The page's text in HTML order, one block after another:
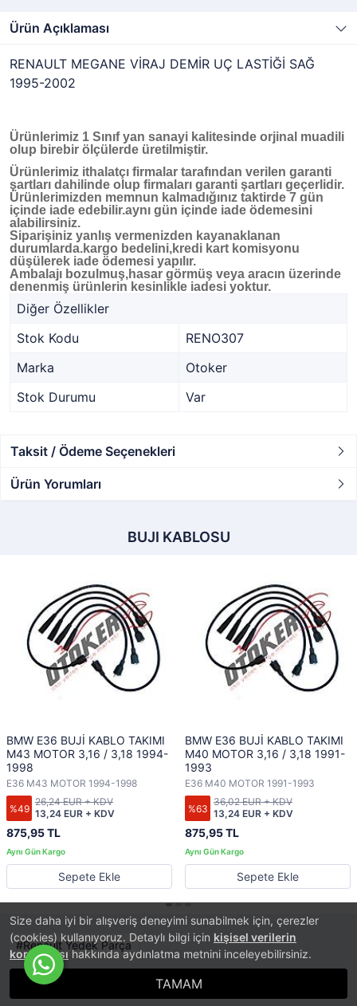
Size daha iyi bir alışveriş deneyimi sunabilmek için, çerezler
(cookies) kullanıyoruz. Detaylı bilgi için kişisel verilerin
korunmasıhakkında aydınlatma metnini inceleyebilirsiniz.
TAMAM
Ürün Açıklaması
RENAULT MEGANE VİRAJ DEMİR UÇ LASTİĞİ SAĞ
1995-2002
Ürünlerimiz 1 Sınıf yan sanayi kalitesinde orjinal muadili
olup birebir ölçülerde üretilmiştir.
Ürünlerimiz ithalatçı firmalar tarafından verilen garanti
şartları dahilinde olup firmaları garanti şartları geçerlidir.
Ürünlerimizden memnun kalmadığınız taktirde 7 gün
içinde iade edebilir.aynı gün içinde iade ödemesini
alabilirsiniz.
Siparişiniz yanlış vermenizden kayanaklanan
durumlarda.kargo bedelini,kredi kart komisyonu
düşülerek iade ödemesi yapılır.
Ambalajı bozulmuş,hasar görmüş veya aracın üzerinde
denenmiş ürünlerin kesinlikle iadesi yoktur.
Diğer Özellikler
Stok Kodu
RENO307
Marka
Otoker
Stok Durumu
Var
Taksit / Ödeme Seçenekleri
Ürün Yorumları
BUJI KABLOSU
BMW E36 BUJİ KABLO TAKIMI
M43 MOTOR 3,16 / 3,18 1994-
1998
E36 M43 MOTOR 1994-1998
%49
875,95 TL
13,24 EUR + KDV
26,24 EUR + KDV
Sepete Ekle
BMW E36 BUJİ KABLO TAKIMI
M40 MOTOR 3,16 / 3,18 1991-
1993
E36 M40 MOTOR 1991-1993
%63
875,95 TL
13,24 EUR + KDV
36,02 EUR + KDV
Sepete Ekle
Renault Yedek Parça
E-Ticaret Sistemi